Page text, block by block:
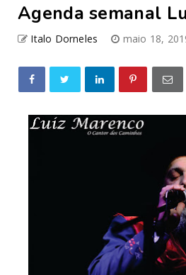
Agenda semanal
Italo Dorneles maio 18,